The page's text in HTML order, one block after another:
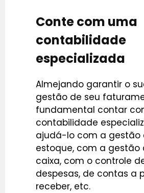
Conte com uma
contabilidade
especializada
Almejando garantir o
gestão de seu
fundamental contar
contabilidade
ajudá-lo com a gestão
estoque, com a gestão
caixa, com o controle
despesas, de contas a
receber, etc.